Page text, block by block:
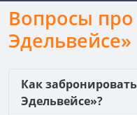
Вопросы про
Эдельвейсе»
Как
Эдельвейсе»?